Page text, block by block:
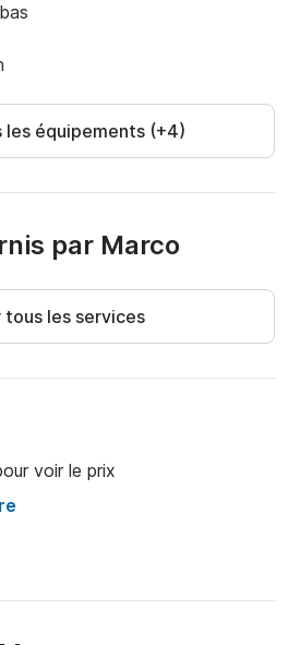
le pilote, l'assistant, le
taxes, le masque de plongée
les équipements (+4)
par Marco
tous les services
voir le prix